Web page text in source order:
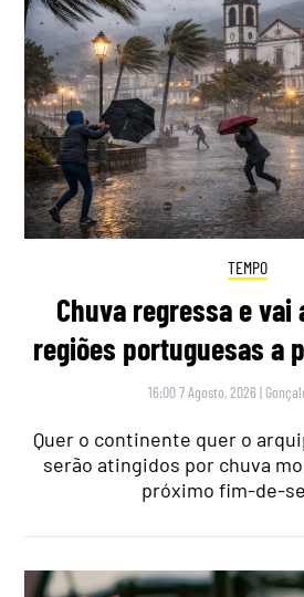
TEMPO
Chuva regressa e
regiões portuguesas a
16:00 7 Agosto, 2026 |
Quer o continente quer o
serão atingidos por chuva
próximo fim-de-